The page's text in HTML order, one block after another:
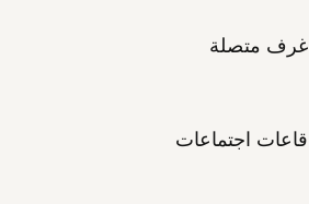
غرف متصلة
قاعات اجتماعات